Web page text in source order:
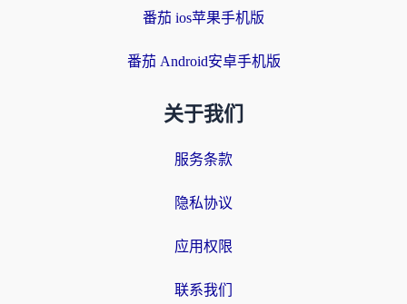
番茄 ios苹果手机版
番茄 Android安卓手机版
关于我们
服务条款
隐私协议
应用权限
联系我们